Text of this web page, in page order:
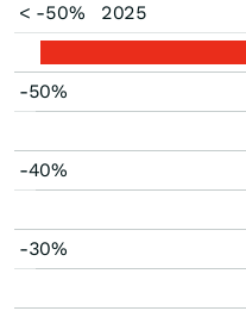
< -50%
2025
-50%
-40%
-30%